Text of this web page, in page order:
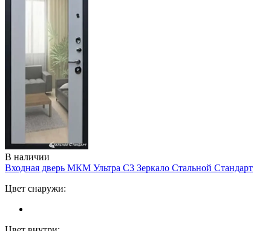
В наличии
Входная дверь МКМ Ультра С3 Зеркало Стальной Стандарт
Цвет снаружи: